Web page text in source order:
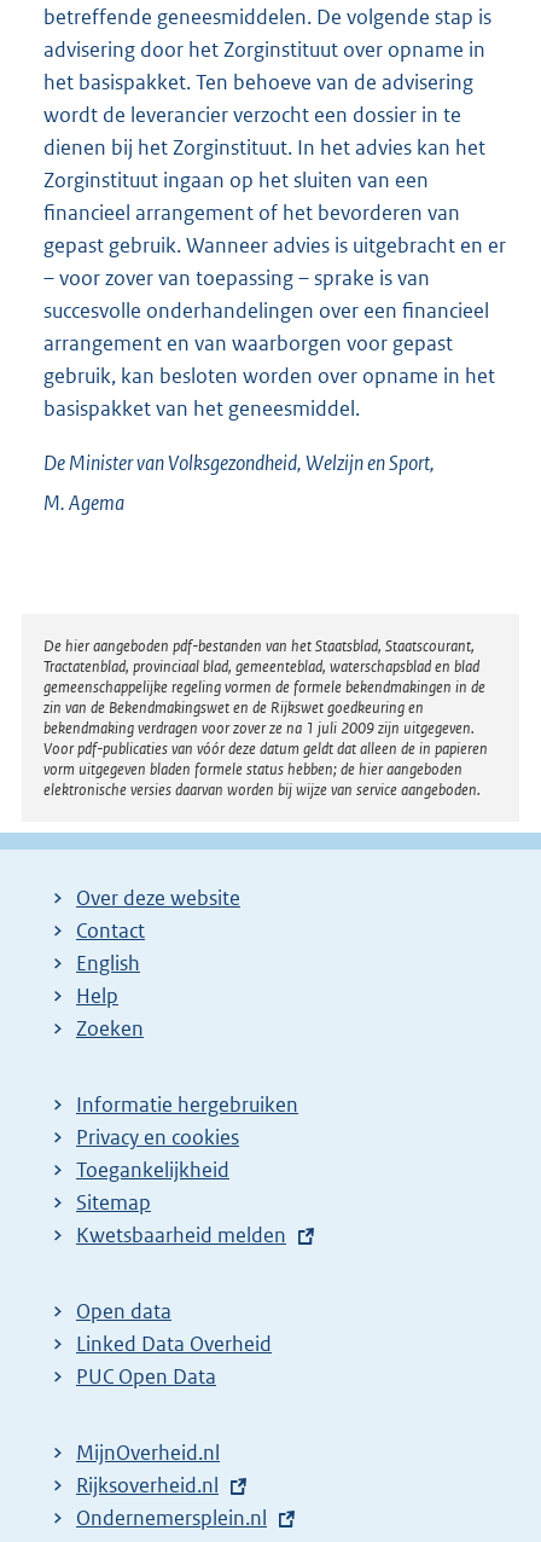
betreffende geneesmiddelen. De volgende stap is
advisering door het Zorginstituut over opname in
het basispakket. Ten behoeve van de advisering
wordt de leverancier verzocht een dossier in te
dienen bij het Zorginstituut. In het advies kan het
Zorginstituut ingaan op het sluiten van een
financieel arrangement of het bevorderen van
gepast gebruik. Wanneer advies is uitgebracht en er
– voor zover van toepassing – sprake is van
succesvolle onderhandelingen over een financieel
arrangement en van waarborgen voor gepast
gebruik, kan besloten worden over opname in het
basispakket van het geneesmiddel.
De Minister van Volksgezondheid, Welzijn en Sport,
M.Agema
Disclaimer
De hier aangeboden pdf-bestanden van het Staatsblad, Staatscourant,
Tractatenblad, provinciaal blad, gemeenteblad, waterschapsblad en blad
gemeenschappelijke regeling vormen de formele bekendmakingen in de
zin van de Bekendmakingswet en de Rijkswet goedkeuring en
bekendmaking verdragen voor zover ze na 1 juli 2009 zijn uitgegeven.
Voor pdf-publicaties van vóór deze datum geldt dat alleen de in papieren
vorm uitgegeven bladen formele status hebben; de hier aangeboden
elektronische versies daarvan worden bij wijze van service aangeboden.
Over deze website
Contact
English
Help
Zoeken
Informatie hergebruiken
Privacy en cookies
Toegankelijkheid
Sitemap
E
t
e
r
l
i
n
Kwetsbaarheid melden
Open data
Linked Data Overheid
PUC Open Data
MijnOverheid.nl
E
x
Rijksoverheid.nl
E
Ondernemersplein.nl